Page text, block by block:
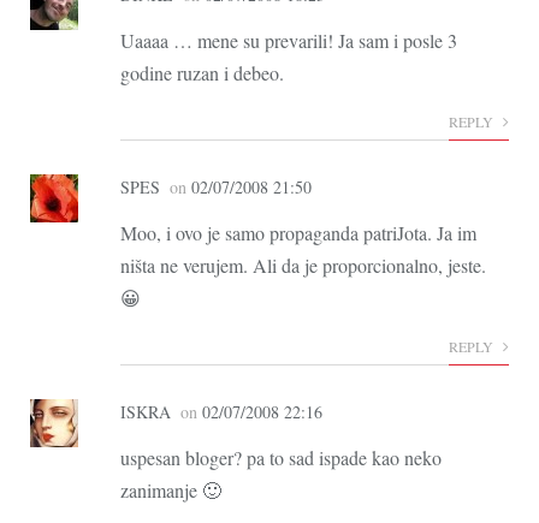
Uaaaa … mene su prevarili! Ja sam i posle 3
godine ruzan i debeo.
REPLY
SPES on 02/07/2008 21:50
Moo, i ovo je samo propaganda patriJota. Ja im
ništa ne verujem. Ali da je proporcionalno, jeste.
😀
REPLY
ISKRA on 02/07/2008 22:16
uspesan bloger? pa to sad ispade kao neko
zanimanje 🙂